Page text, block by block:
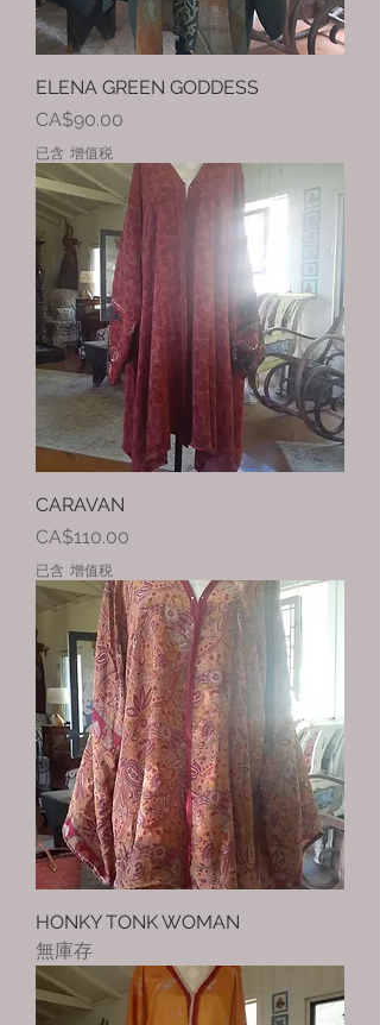
ELENA GREEN GODDESS
價格
CA$90.00
已含 增值税
CARAVAN
價格
CA$110.00
已含 增值税
HONKY TONK WOMAN
無庫存